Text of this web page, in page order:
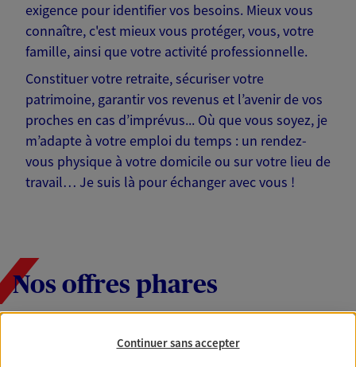
exigence pour identifier vos besoins. Mieux vous
connaître, c'est mieux vous protéger, vous, votre
famille, ainsi que votre activité professionnelle.
Constituer votre retraite, sécuriser votre
patrimoine, garantir vos revenus et l’avenir de vos
proches en cas d’imprévus... Où que vous soyez, je
m’adapte à votre emploi du temps : un rendez-
vous physique à votre domicile ou sur votre lieu de
travail… Je suis là pour échanger avec vous !
Nos offres phares
Épargne
Continuer sans accepter